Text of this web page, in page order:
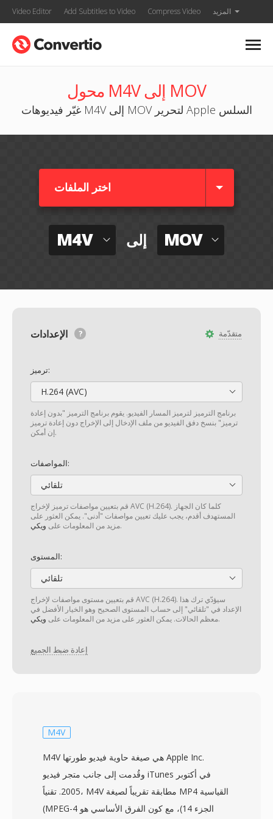
Video Editor Add Subtitles to Video Compress Video المزيد
محول M4V إلى MOV
غيّر فيديوهات M4V إلى MOV لتحرير Apple السلس
اختر الملفات
M4V إلى MOV
متقدّمة
ترميز:
H.264 (AVC)
برنامج الترميز لترميز المسار الفيديو. يقوم برنامج الترميز "بدون إعادة
ترميز" بنسخ دفق الفيديو من ملف الإدخال إلى الإخراج دون إعادة ترميز
إن أمكن.
المواصفات:
تلقائي
قم بتعيين مواصفات ترميز لإخراج AVC (H.264). كلما كان الجهاز
المستهدف أقدم، يجب عليك تعيين مواصفات "أدنى". يمكن العثور على
مزيد من المعلومات على ويكي .
المستوى:
تلقائي
قم بتعيين مستوى مواصفات لإخراج AVC (H.264). سيؤدّي ترك هذا
الإعداد في "تلقائي" إلى حساب المستوى الصحيح وهو الخيار الأفضل في
معظم الحالات. يمكن العثور على مزيد من المعلومات على ويكي .
إعادة ضبط الجميع
M4V
M4V هي صيغة حاوية فيديو طورتها Apple Inc.
وقُدمت إلى جانب متجر فيديو iTunes في أكتوبر
2005. تقنياً، M4V مطابقة تقريباً لصيغة MP4 القياسية
(MPEG-4 الجزء 14)، مع كون الفرق الأساسي هو